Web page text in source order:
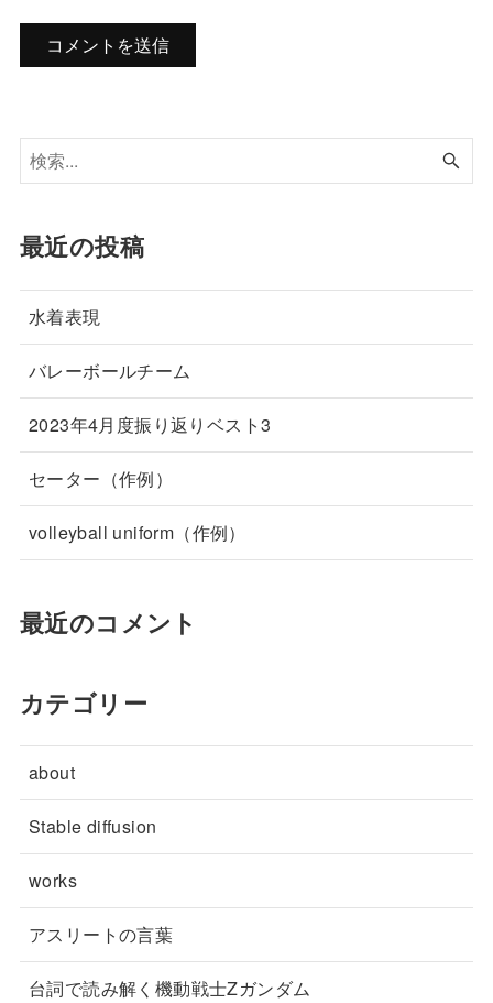
最近の投稿
水着表現
バレーボールチーム
2023年4月度振り返りベスト3
セーター（作例）
volleyball uniform（作例）
最近のコメント
カテゴリー
about
Stable diffusion
works
アスリートの言葉
台詞で読み解く機動戦士Zガンダム